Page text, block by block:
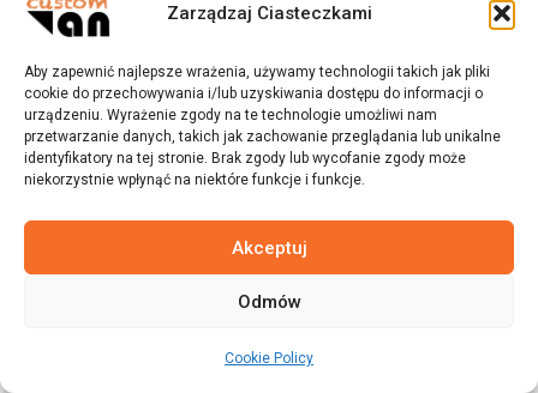
Zarządzaj Ciasteczkami
Aby zapewnić najlepsze wrażenia, używamy technologii takich jak pliki
cookie do przechowywania i/lub uzyskiwania dostępu do informacji o
urządzeniu. Wyrażenie zgody na te technologie umożliwi nam
przetwarzanie danych, takich jak zachowanie przeglądania lub unikalne
identyfikatory na tej stronie. Brak zgody lub wycofanie zgody może
niekorzystnie wpłynąć na niektóre funkcje i funkcje.
Akceptuj
Odmów
Cookie Policy
© 2023 customvan.pl - Wszystkie prawa zastrzeżone.